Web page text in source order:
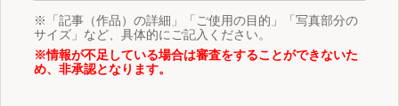
※「記事（作品）の詳細」「ご使用の目的」「写真部分の
サイズ」など、具体的にご記入ください。
※情報が不足している場合は審査をすることができないた
め、非承認となります。